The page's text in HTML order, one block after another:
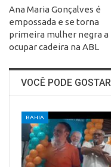
Ana Maria Gonçalves é
empossada e se torna
primeira mulher negra a
ocupar cadeira na ABL
VOCÊ PODE
BAHIA